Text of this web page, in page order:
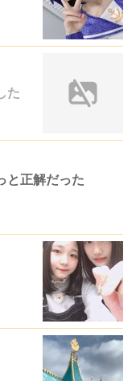
た
と正解だった